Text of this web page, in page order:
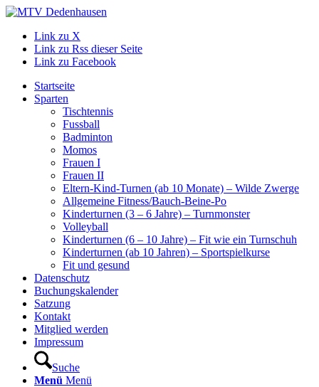
Link zu X
Link zu Rss dieser Seite
Link zu Facebook
Startseite
Sparten
Tischtennis
Fussball
Badminton
Momos
Frauen I
Frauen II
Eltern-Kind-Turnen (ab 10 Monate) – Wilde Zwerge
Allgemeine Fitness/Bauch-Beine-Po
Kinderturnen (3 – 6 Jahre) – Turnmonster
Volleyball
Kinderturnen (6 – 10 Jahre) – Fit wie ein Turnschuh
Kinderturnen (ab 10 Jahren) – Sportspielkurse
Fit und gesund
Datenschutz
Buchungskalender
Satzung
Kontakt
Mitglied werden
Impressum
Suche
Menü Menü